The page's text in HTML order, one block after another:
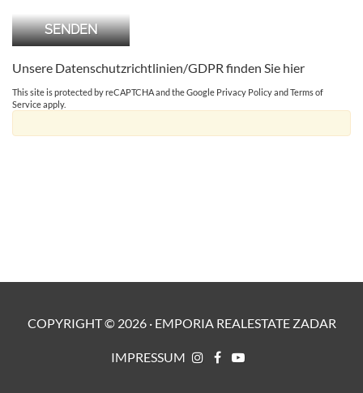
Unsere Datenschutzrichtlinien/GDPR finden Sie hier
This site is protected by reCAPTCHA and the Google Privacy PolicyandTerms of
Serviceapply.
COPYRIGHT © 2026· EMPORIA REALESTATE ZADAR
IMPRESSUM